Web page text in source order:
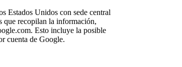
Estados Unidos con sede central
que recopilan la información,
Esto incluye la posible
cuenta de Google.